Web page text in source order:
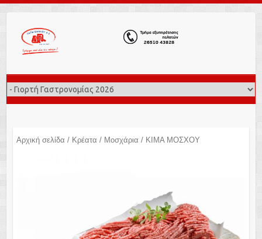
Αρχική σελίδα / Κρέατα / Μοσχάρια / ΚΙΜΑ ΜΟΣΧΟΥ